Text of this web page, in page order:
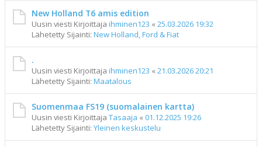
New Holland T6 amis edition
Uusin viesti Kirjoittaja ihminen123 « 25.03.2026 19:32
Lähetetty Sijainti: New Holland, Ford & Fiat
.
Uusin viesti Kirjoittaja ihminen123 « 21.03.2026 20:21
Lähetetty Sijainti: Maatalous
Suomenmaa FS19 (suomalainen kartta)
Uusin viesti Kirjoittaja Tasaaja « 01.12.2025 19:26
Lähetetty Sijainti: Yleinen keskustelu